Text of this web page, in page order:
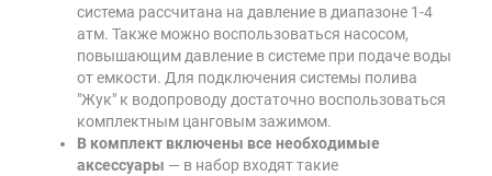
система рассчитана на давление в диапазоне 1-4
атм. Также можно воспользоваться насосом,
повышающим давление в системе при подаче воды
от емкости. Для подключения системы полива
"Жук" к водопроводу достаточно воспользоваться
комплектным цанговым зажимом.
В комплект включены все необходимые
аксессуары — в набор входят такие